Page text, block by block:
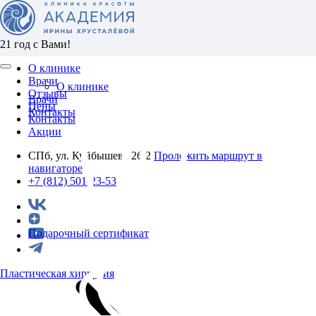
21 год с Вами!
О клинике
Врачи
Отзывы
Цены
Контакты
Акции
СПб, ул. Куйбышева 26/2 Проложить маршрут в
навигаторе
+7 (812) 501-23-53
Пластическая хирургия
О клинике
Врачи
Контакты
Подарочный сертификат